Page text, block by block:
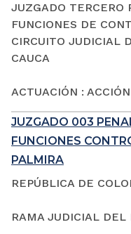
JUZGADO TERCERO
FUNCIONES DE
CIRCUITO JUDICIAL
CAUCA
ACTUACIÓN :
JUZGADO 003
FUNCIONES
PALMIRA
REPÚBLICA DE
RAMA JUDICIAL DEL